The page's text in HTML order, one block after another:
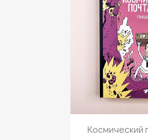

Космический